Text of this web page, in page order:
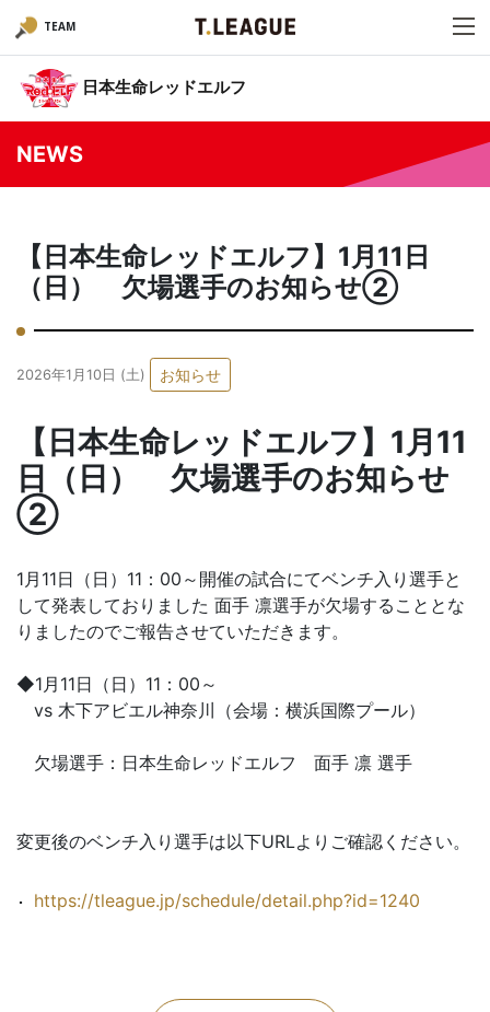
TEAM
日本生命レッドエルフ
NEWS
【日本生命レッドエルフ】1月11日
（日） 欠場選手のお知らせ②
2026年1月10日 (土) お知らせ
【日本生命レッドエルフ】1月11
日（日） 欠場選手のお知らせ
②
1月11日（日）11：00～開催の試合にてベンチ入り選手と
して発表しておりました 面手 凛選手が欠場することとな
りましたのでご報告させていただきます。
◆1月11日（日）11：00～
vs 木下アビエル神奈川（会場：横浜国際プール）
欠場選手：日本生命レッドエルフ 面手 凛 選手
変更後のベンチ入り選手は以下URLよりご確認ください。
https://tleague.jp/schedule/detail.php?id=1240